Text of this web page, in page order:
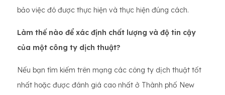
bảo việc đó được thực hiện và thực hiện đúng cách.
Làm thế nào để xác định chất lượng và độ tin cậy
của một công ty dịch thuật?
Nếu bạn tìm kiếm trên mạng các công ty dịch thuật tốt
nhất hoặc được đánh giá cao nhất ở Thành phố New